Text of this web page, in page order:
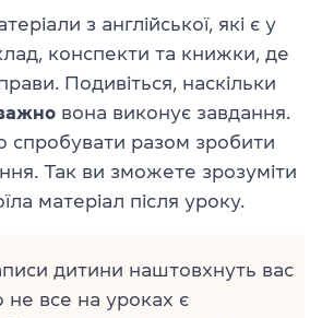
з англійської, які є у
конспекти та книжки, де
Подивіться, наскільки
вона виконує завдання.
спробувати разом зробити
Так ви зможете зрозуміти
матеріал після уроку.
дитини наштовхнуть вас
все на уроках є